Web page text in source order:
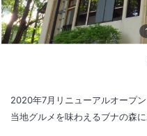
2020年7月リニューアルオープ
当地グルメを味わえるブナの森に